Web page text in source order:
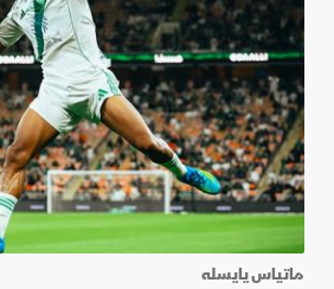
ماتياس يايسله